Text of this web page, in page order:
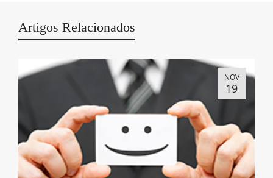
Artigos Relacionados
NOV
19